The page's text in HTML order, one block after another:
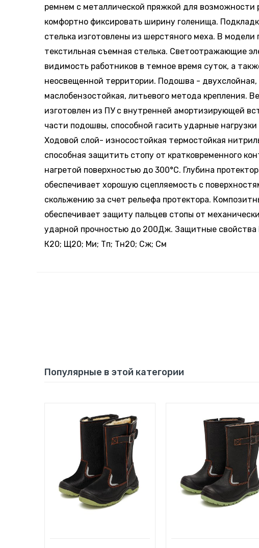
ремнем с металлической пряжкой для возможности
комфортно фиксировать ширину голенища.
стелька изготовлены из шерстяного меха. В модели
текстильная съемная стелька. Светоотражающие
видимость работников в темное время суток, а
неосвещенной территории. Подошва - двухслойная,
маслобензостойкая, литьевого метода крепления.
изготовлен из ПУ с внутренней амортизирующей
части подошвы, способной гасить ударные нагрузки
Ходовой слой- износостойкая термостойкая
способная защитить стопу от кратковременного
нагретой поверхностью до 300°С. Глубина
обеспечивает хорошую сцепляемость с
скольжению за счет рельефа протектора.
обеспечивает защиту пальцев стопы от
ударной прочностью до 200Дж. Защитные
К20; Щ20; Ми; Тп; Тн20; Сж; См
Популярные в этой категории